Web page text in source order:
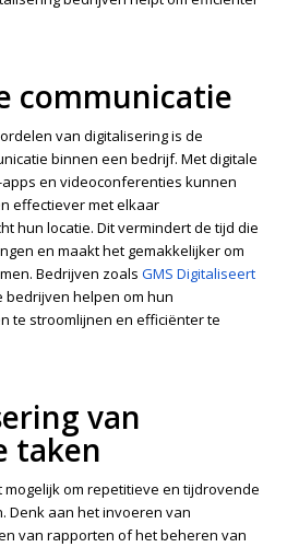
communicatie
van digitalisering is de
binnen een bedrijf. Met digitale
en videoconferenties kunnen
effectiever met elkaar
hun locatie. Dit vermindert de tijd die
en maakt het gemakkelijker om
Bedrijven zoals GMS Digitaliseert
helpen om hun
te stroomlijnen en efficiënter te
van
taken
mogelijk om repetitieve en tijdrovende
Denk aan het invoeren van
van rapporten of het beheren van